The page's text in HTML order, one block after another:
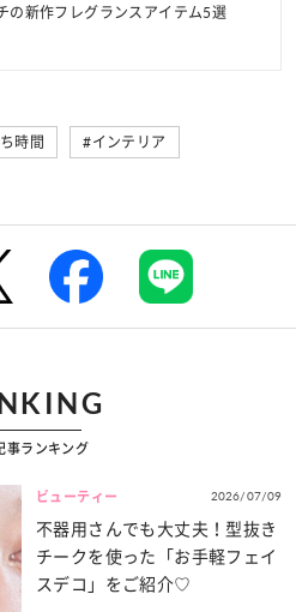
の新作フレグランスアイテム5選
時間 #インテリア
事ランキング
ビューティー 2026/07/09
不器用さんでも大丈夫！型抜き
チークを使った「お手軽フェイ
スデコ」をご紹介♡